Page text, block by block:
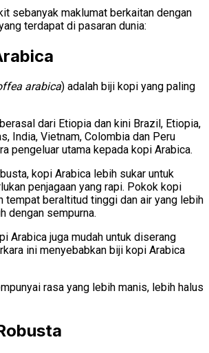
sebanyak maklumat berkaitan dengan
terdapat di pasaran dunia:
arabica) adalah biji kopi yang paling
dari Etiopia dan kini Brazil, Etiopia,
India, Vietnam, Colombia dan Peru
pengeluar utama kepada kopi Arabica.
kopi Arabica lebih sukar untuk
penjagaan yang rapi. Pokok kopi
tempat beraltitud tinggi dan air yang lebih
dengan sempurna.
Arabica juga mudah untuk diserang
ini menyebabkan biji kopi Arabica
rasa yang lebih manis, lebih halus